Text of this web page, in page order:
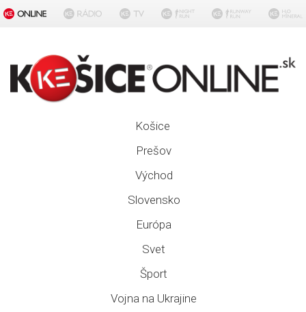
Košice
Prešov
Východ
Slovensko
Európa
Svet
Šport
Vojna na Ukrajine